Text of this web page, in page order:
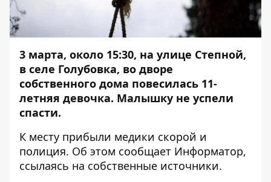
3 марта, около 15:30, на улице Степной,
в селе Голубовка, во дворе
собственного дома повесилась 11-
летняя девочка. Малышку не успели
спасти.
К месту прибыли медики скорой и
полиция. Об этом сообщает Информатор,
ссылаясь на собственные источники.